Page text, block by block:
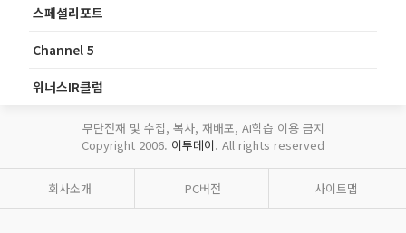
스페셜리포트
Channel 5
위너스IR클럽
무단전재 및 수집, 복사, 재배포, AI학습 이용 금지
Copyright 2006. 이투데이. All rights reserved
회사소개 PC버전 사이트맵